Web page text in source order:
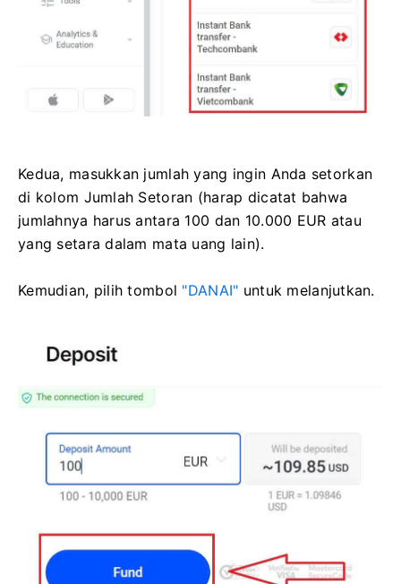
Kedua, masukkan jumlah yang ingin Anda setorkan
di kolom Jumlah Setoran (harap dicatat bahwa
jumlahnya harus antara 100 dan 10.000 EUR atau
yang setara dalam mata uang lain).
Kemudian, pilih tombol "DANAI" untuk melanjutkan.